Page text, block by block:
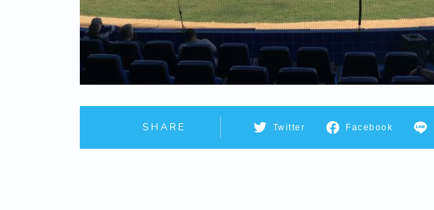
SHARE Twitter Facebook